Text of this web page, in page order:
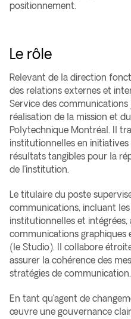
positionnement.
Le rôle
Relevant de la direction
des relations externes et
Service des
réalisation de la mission et
Polytechnique Montréal. Il
institutionnelles en
résultats tangibles pour la
de l’institution.
Le titulaire du poste
communications, incluant
institutionnelles et intégrées,
communications graphiques
(le Studio). Il collabore
assurer la cohérence des
stratégies de communication.
En tant qu’agent de
œuvre une gouvernance